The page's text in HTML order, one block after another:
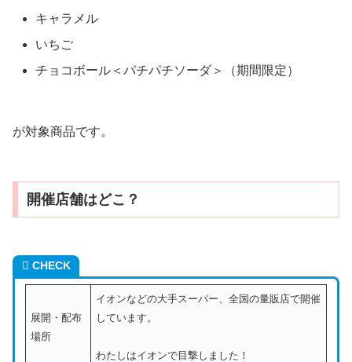
キャラメル
いちご
チョコボール＜パチパチソーダ＞（期間限定）
が対象商品です。
開催店舗はどこ？
CHECK
展開・配布
場所
イオンなどの大手スーパー、全国の量販店で開催
しています。
わたしはイオンで目撃しました！